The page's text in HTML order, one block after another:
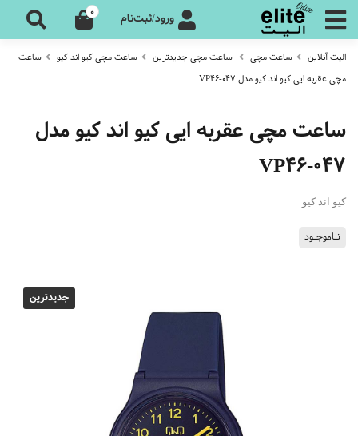
ورود/ثبت‌نام 0
الیت آنلاین ساعت مچی ساعت مچی جدیدترین ساعت مچی کیو اند کیو
ساعت
مچی عقربه ایی کیو اند کیو مدل VP46-047
ساعت مچی عقربه ایی کیو اند کیو مدل
VP46-047
کیو اند کیو
نـاموجـود
جدیدترین